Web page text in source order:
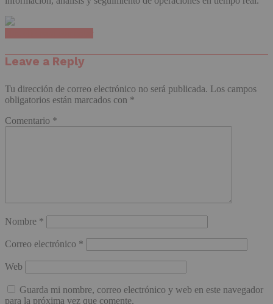
Leave a Reply
Tu dirección de correo electrónico no será publicada. Los campos
obligatorios están marcados con *
Comentario *
Nombre *
Correo electrónico *
Web
Guarda mi nombre, correo electrónico y web en este navegador
para la próxima vez que comente.